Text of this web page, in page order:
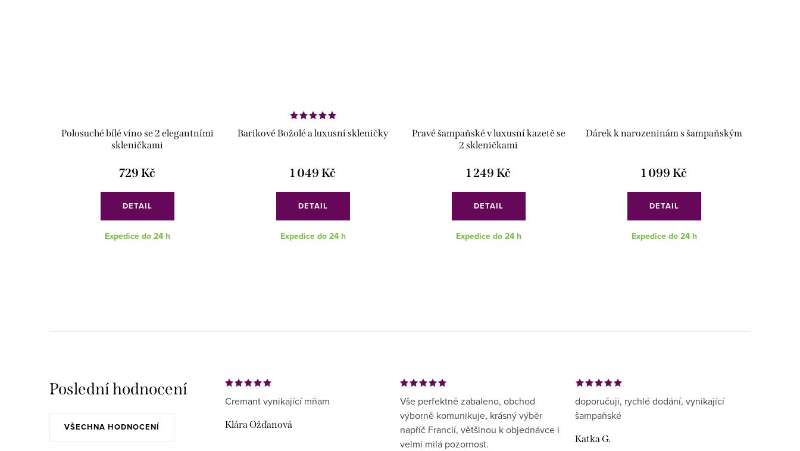
Polosuché bílé víno se 2 elegantními
skleničkami
729 Kč
DETAIL
Expedice do 24 h
Barikové Božolé a luxusní skleničky
1 049 Kč
DETAIL
Expedice do 24 h
Pravé šampaňské v luxusní kazetě se
2 skleničkami
1 249 Kč
DETAIL
Expedice do 24 h
Dárek k narozeninám s šampaňským
1 099 Kč
DETAIL
Expedice do 24 h
Poslední hodnocení
VŠECHNA HODNOCENÍ
Cremant vynikající mňam
Klára Ožďanová
Vše perfektně zabaleno, obchod
výborně komunikuje, krásný výběr
napříč Francií, většinou k objednávce i
velmi milá pozornost.
doporučuji, rychlé dodání, vynikající
šampaňské
Katka G.